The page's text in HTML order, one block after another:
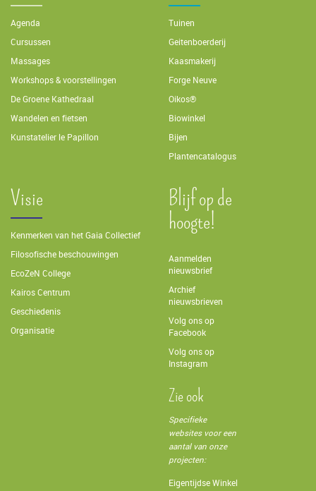
Agenda
Cursussen
Massages
Workshops & voorstellingen
De Groene Kathedraal
Wandelen en fietsen
Kunstatelier le Papillon
Tuinen
Geitenboerderij
Kaasmakerij
Forge Neuve
Oikos®
Biowinkel
Bijen
Plantencatalogus
Visie
Kenmerken van het Gaia Collectief
Filosofische beschouwingen
EcoZeN College
Kairos Centrum
Geschiedenis
Organisatie
Blijf op de
hoogte!
Aanmelden
nieuwsbrief
Archief
nieuwsbrieven
Volg ons op
Facebook
Volg ons op
Instagram
Zie ook
Specifieke
websites voor een
aantal van onze
projecten:
Eigentijdse Winkel